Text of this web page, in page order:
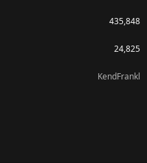
435,848
24,825
KendFrankl